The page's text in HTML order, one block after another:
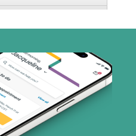
(19 planes)